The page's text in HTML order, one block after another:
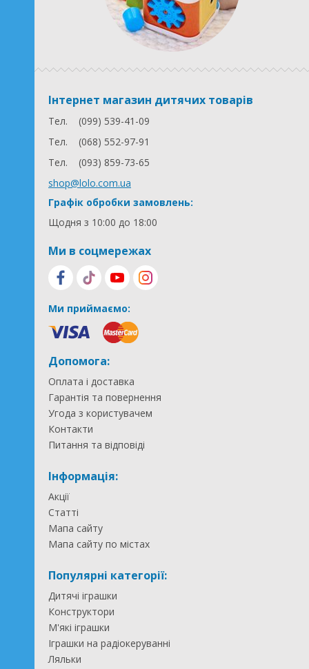
Інтернет магазин дитячих товарів
Тел.
(099) 539-41-09
Тел.
(068) 552-97-91
Тел.
(093) 859-73-65
shop@lolo.com.ua
Графік обробки замовлень:
Щодня з 10:00 до 18:00
Ми в соцмережах
Ми приймаємо:
Допомога:
Оплата і доставка
Гарантія та повернення
Угода з користувачем
Контакти
Питання та відповіді
Інформація:
Акції
Статті
Мапа сайту
Мапа сайту по містах
Популярні категорії:
Дитячі іграшки
Конструктори
М'які іграшки
Іграшки на радіокеруванні
Ляльки